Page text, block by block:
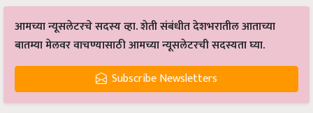
आमच्या न्यूसलेटरचे सदस्य व्हा. शेती संबंधीत देशभरातील आताच्या
बातम्या मेलवर वाचण्यासाठी आमच्या न्यूसलेटरची सदस्यता घ्या.
Subscribe Newsletters